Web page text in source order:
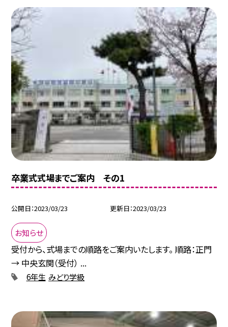
卒業式式場までご案内 その1
公開日 2023/03/23 更新日 2023/03/23
お知らせ
受付から、式場までの順路をご案内いたします。 順路：正門
→ 中央玄関（受付） ...
6年生 みどり学級